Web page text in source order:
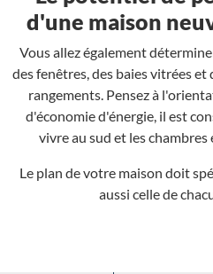
d'une maison
Vous allez également
des fenêtres, des baies vitrées
rangements. Pensez à
d'économie d'énergie, il est
vivre au sud et les chambres
Le plan de votre maison doit
aussi celle de